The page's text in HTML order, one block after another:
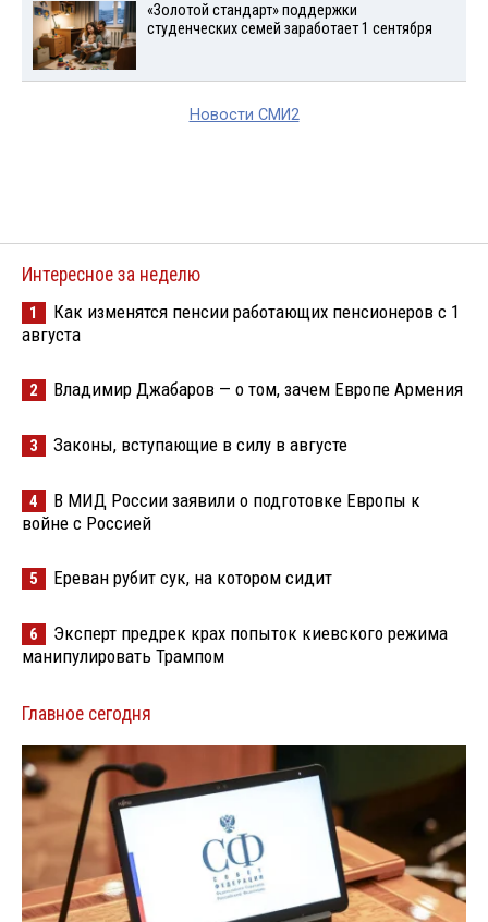
«Золотой стандарт» поддержки
студенческих семей заработает 1 сентября
Новости СМИ2
Интересное за неделю
1
Как изменятся пенсии работающих пенсионеров с 1
августа
2 Владимир Джабаров — о том, зачем Европе Армения
3 Законы, вступающие в силу в августе
4
В МИД России заявили о подготовке Европы к
войне с Россией
5 Ереван рубит сук, на котором сидит
6
Эксперт предрек крах попыток киевского режима
манипулировать Трампом
Главное сегодня